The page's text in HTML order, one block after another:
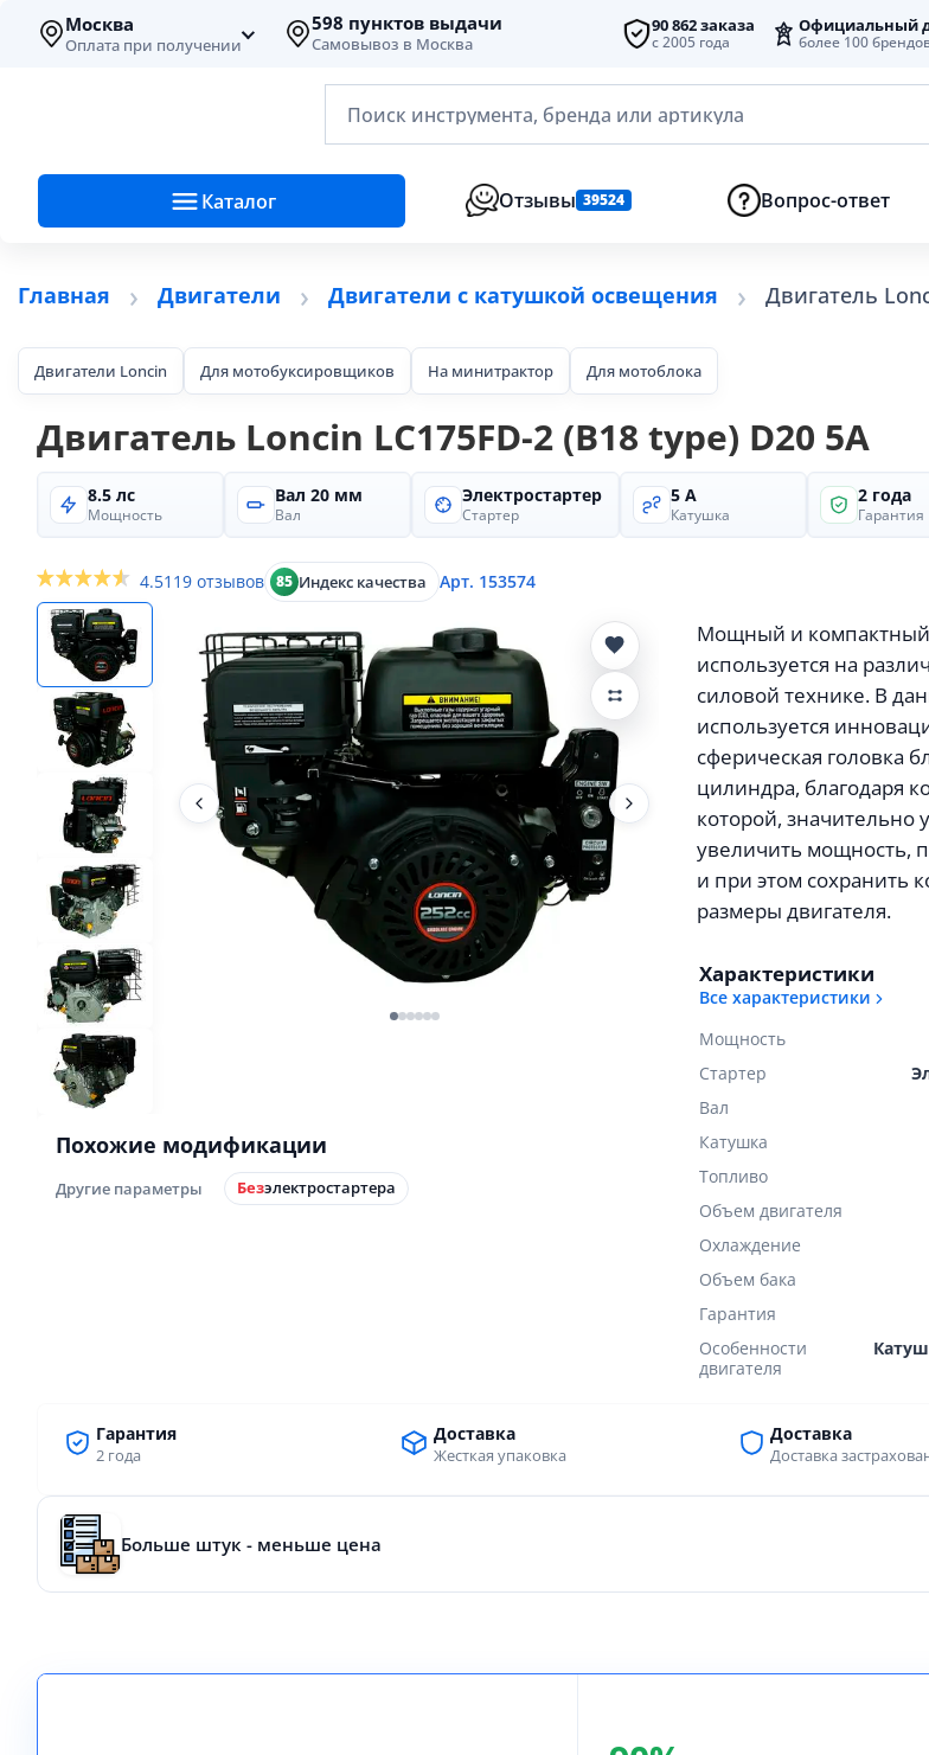
Москва
Оплата при получении
598 пунктов выдачи
Самовывоз в Москва
90 862 заказа
с 2005 года
Официальный
более 100
Поиск инструмента, бренда или артикула
Каталог Отзывы 39524 Вопрос-ответ
Главная Двигатели Двигатели с катушкой освещения Двигатель
Двигатели Loncin Для мотобуксировщиков На минитрактор Для мотоблока
Двигатель Loncin LC175FD-2 (B18 type) D20 5А
8.5 лс
Мощность
Вал 20 мм
Вал
Электростартер
Стартер
5 А
Катушка
2 года
Гарантия
4.5119 отзывов 85 Индекс качества Арт. 153574
Похожие модификации
Другие параметры Безэлектростартера
Мощный и компактный
используется на
силовой технике. В
используется
сферическая головка
цилиндра, благодаря
которой, значительно
увеличить мощность,
и при этом сохранить
размеры двигателя.
Характеристики
Все характеристики
Мощность
Стартер
Вал
Катушка
Топливо
Объем двигателя
Охлаждение
Объем бака
Гарантия
Особенности
двигателя
Гарантия
2 года
Доставка
Жесткая упаковка
Доставка
Доставка
Больше штук - меньше цена